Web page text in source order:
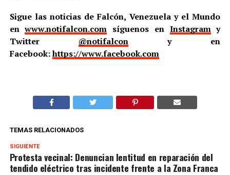
Sigue las noticias de Falcón, Venezuela y el Mundo
enwww.notifalcon.com síguenos en Instagramy
Twitter @notifalcony en
Facebook:https://www.facebook.com
TEMAS RELACIONADOS
SIGUIENTE
Protesta vecinal: Denuncian lentitud en reparación del
tendido eléctrico tras incidente frente a la Zona Franca